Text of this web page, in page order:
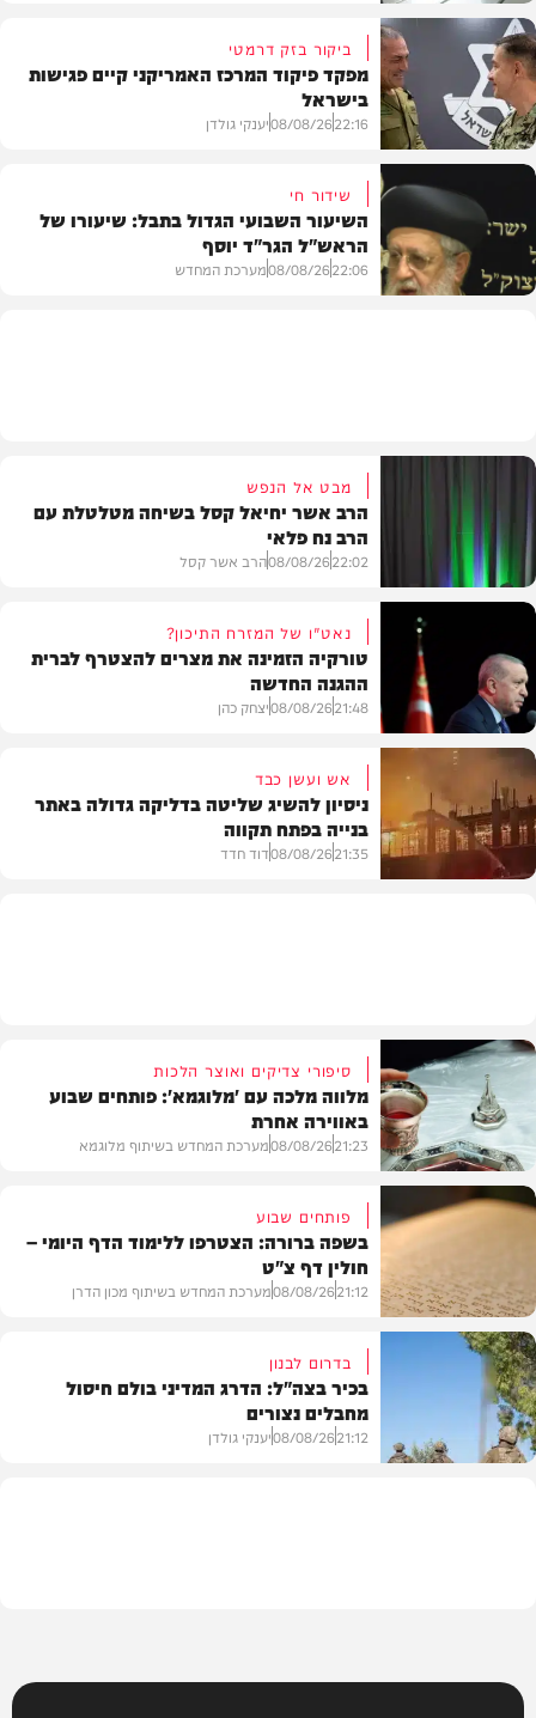
חדשות
חדשות
ביקור בזק דרמטי
מפקד פיקוד המרכז האמריקני קיים פגישות
בישראל
22:16
08/08/26יענקי גולדן
שידור חי
השיעור השבועי הגדול בתבל: שיעורו של
הראש"ל הגר"ד יוסף
22:06
08/08/26מערכת המחדש
חדשות
מבט אל הנפש
הרב אשר יחיאל קסל בשיחה מטלטלת עם
הרב נח פלאי
22:02
08/08/26הרב אשר קסל
חדשות
נאט"ו של המזרח התיכון?
טורקיה הזמינה את מצרים להצטרף לברית
ההגנה החדשה
21:48
08/08/26יצחק כהן
אש ועשן כבד
ניסיון להשיג שליטה בדליקה גדולה באתר
בנייה בפתח תקווה
21:35
08/08/26דוד חדד
סיפורי צדיקים ואוצר הלכות
מלווה מלכה עם 'מלוגמא': פותחים שבוע
באווירה אחרת
21:23
08/08/26מערכת המחדש בשיתוף מלוגמא
בית המדרש
פותחים שבוע
בשפה ברורה: הצטרפו ללימוד הדף היומי –
חולין דף צ"ט
21:12
08/08/26מערכת המחדש בשיתוף מכון הדרן
בדרום לבנון
בכיר בצה"ל: הדרג המדיני בולם חיסול
מחבלים נצורים
21:12
08/08/26יענקי גולדן